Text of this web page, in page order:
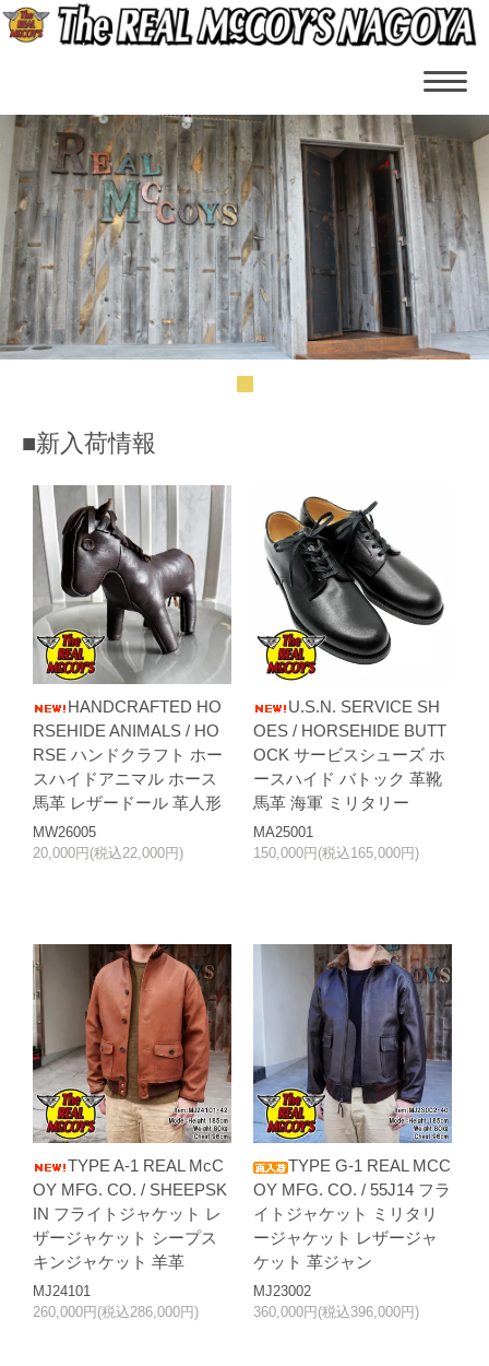
■新入荷情報
HANDCRAFTED HO
RSEHIDE ANIMALS / HO
RSE ハンドクラフト ホー
スハイドアニマル ホース
馬革 レザードール 革人形
MW26005
20,000円(税込22,000円)
U.S.N. SERVICE SH
OES / HORSEHIDE BUTT
OCK サービスシューズ ホ
ースハイド バトック 革靴
馬革 海軍 ミリタリー
MA25001
150,000円(税込165,000円)
TYPE A-1 REAL McC
OY MFG. CO. / SHEEPSK
IN フライトジャケット レ
ザージャケット シープス
キンジャケット 羊革
MJ24101
260,000円(税込286,000円)
TYPE G-1 REAL MCC
OY MFG. CO. / 55J14 フラ
イトジャケット ミリタリ
ージャケット レザージャ
ケット 革ジャン
MJ23002
360,000円(税込396,000円)